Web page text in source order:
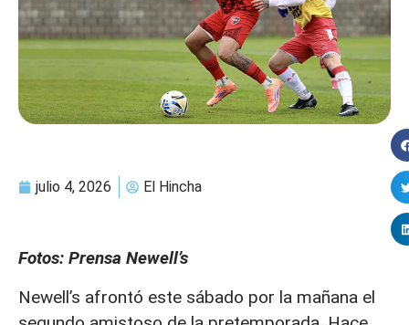
julio 4, 2026 El Hincha
Fotos: Prensa Newell’s
Newell’s afrontó este sábado por la mañana el